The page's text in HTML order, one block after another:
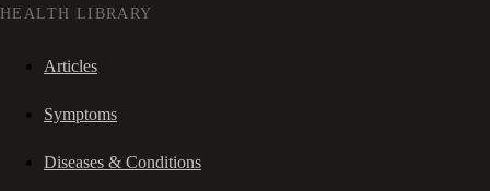
HEALTH LIBRARY
Articles
Symptoms
Diseases & Conditions